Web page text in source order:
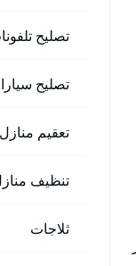
تصليح
تصليح
تعقيم منازل
تنظيف
ثلاجات